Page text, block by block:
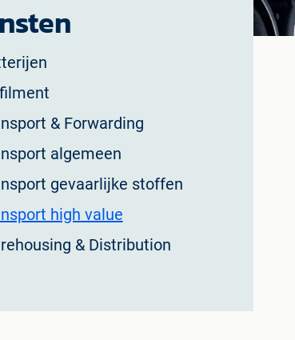
& Forwarding
algemeen
gevaarlijke stoffen
high value
& Distribution